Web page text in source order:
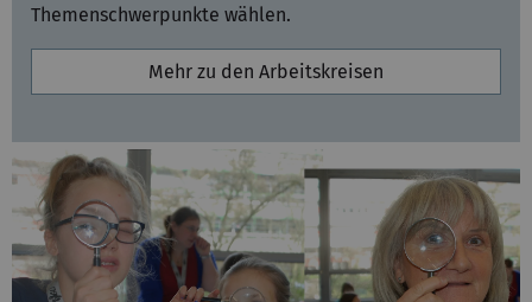
Themenschwerpunkte wählen.
Mehr zu den Arbeitskreisen